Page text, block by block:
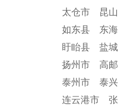
太仓市 昆
如东县 东
盱眙县 盐
扬州市 高
泰州市 泰
连云港市 张